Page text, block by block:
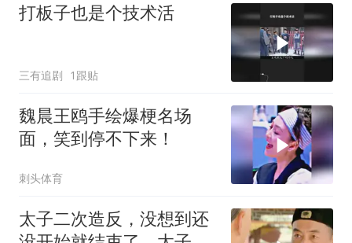
打板子也是个技术活
三有追剧 1跟贴
魏晨王鸥手绘爆梗名场
面，笑到停不下来！
刺头体育
太子二次造反，没想到还